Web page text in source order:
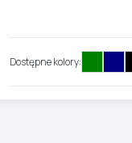
Dostępne kolory: